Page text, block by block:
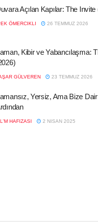
Açılan Kapılar: The Invite
ÖMERCIKLI 26 TEMMUZ 2026
Kibir ve Yabancılaşma:
GÜLVEREN 23 TEMMUZ 2026
Yersiz, Ama Bize
HAFIZASI 2 NISAN 2025